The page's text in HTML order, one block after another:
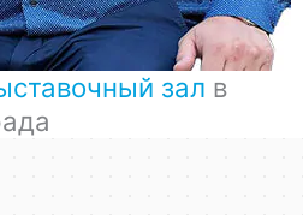
зал в